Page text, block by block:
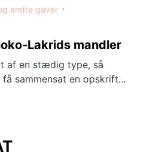
andre gaver
Lakrids mandler
af en stædig type, så
sammensat en opskrift…